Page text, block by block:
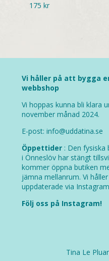
175kr
Vi håller på att bygga
webbshop
Vi hoppas kunna bli klara
november månad 2024.
E-post: info@uddatina.se
Öppettider : Den fysiska
i Önneslöv har stängt
kommer öppna butiken
jämna mellanrum. Vi
uppdaterade via
Följ oss på Instagram!
Tina Le